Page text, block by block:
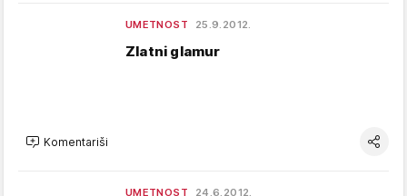
UMETNOST 25.9.2012.
Zlatni glamur
Komentariši
UMETNOST 24.6.2012.